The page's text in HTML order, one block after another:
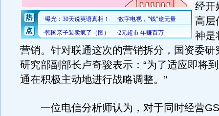
经开
高层
神是
营销。针对联通这次的营销拆分，国资委研
研究部副部长卢奇骏表示：“为了适应即将
通在积极主动地进行战略调整。”
一位电信分析师认为，对于同时经营